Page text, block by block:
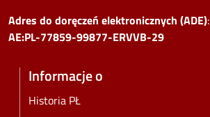
Adres do doręczeń elektronicznych (ADE):
AE:PL-77859-99877-ERVVB-29
Informacje o
Historia PŁ